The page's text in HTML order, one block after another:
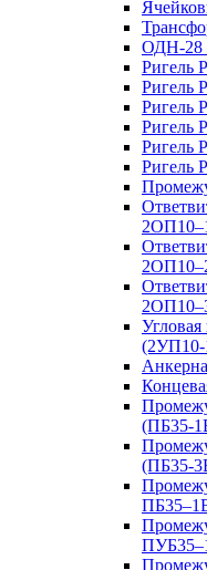
ОДН-28
Ригель
Ригель
Ригель
Ригель
Ригель
Ригель
(2УП10-
(ПБ35-
(ПБ35-